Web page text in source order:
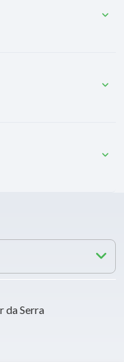
da Serra